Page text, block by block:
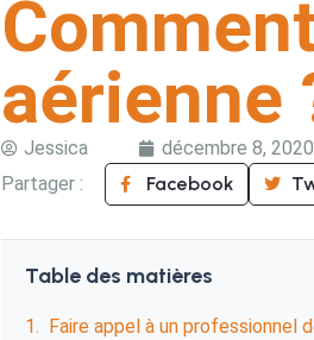
aérienne
Jessica
décembre 8, 2020
Partager :
Facebook
Table des matières
Faire appel à un professionnel